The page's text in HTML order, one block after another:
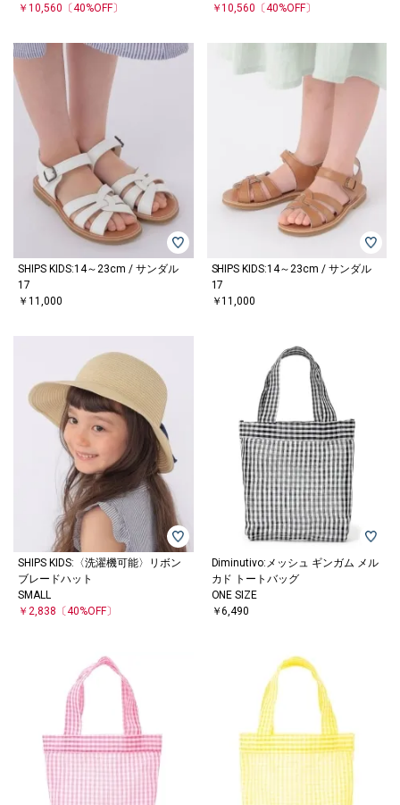
￥10,560 〔40%OFF〕
￥10,560 〔40%OFF〕
SHIPS KIDS:14～23cm / サンダル
17
￥11,000
SHIPS KIDS:14～23cm / サンダル
17
￥11,000
SHIPS KIDS:〈洗濯機可能〉リボン
ブレードハット
SMALL
￥2,838 〔40%OFF〕
Diminutivo:メッシュ ギンガム メル
カド トートバッグ
ONE SIZE
￥6,490